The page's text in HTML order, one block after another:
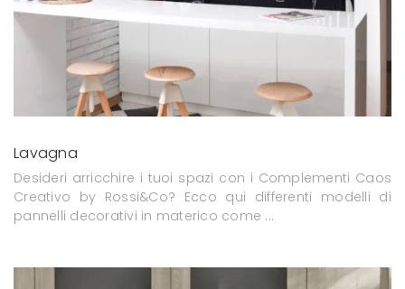
Lavagna
Desideri arricchire i tuoi spazi con i Complementi Caos
Creativo by Rossi&Co? Ecco qui differenti modelli di
pannelli decorativi in materico come ...